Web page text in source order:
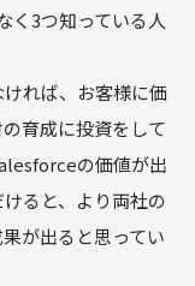
く3つ知っている人
れば、お客様に価
育成に投資をして
の価値が出
ると、より両社の
が出ると思ってい